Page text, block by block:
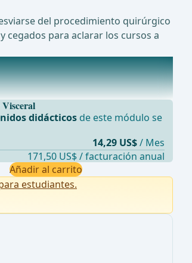
del procedimiento quirúrgico
cegados para aclarar los cursos a
didácticosde este módulo se
14,29 US$ / Mes
171,50 US$ / facturación anual
Añadir al carrito
estudiantes.